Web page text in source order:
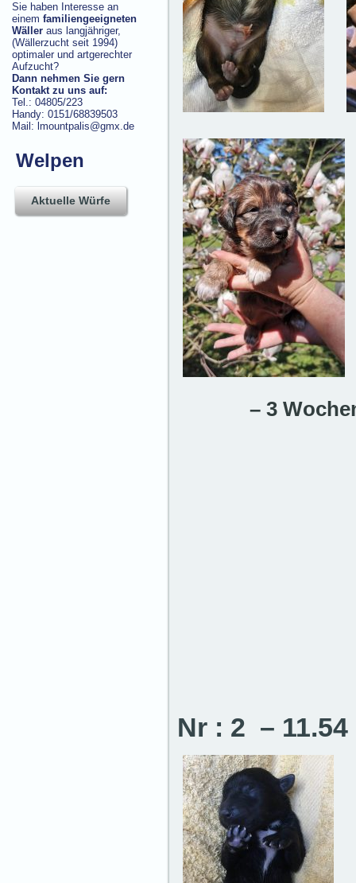
Sie haben Interesse an
einem familiengeeigneten
Wäller aus langjähriger,
(Wällerzucht seit 1994)
optimaler und artgerechter
Aufzucht?
Dann nehmen Sie gern
Kontakt zu uns auf:
Tel.: 04805/223
Handy: 0151/68839503
Mail: lmountpalis@gmx.de
Welpen
Aktuelle Würfe
– 3
Nr : 2 –